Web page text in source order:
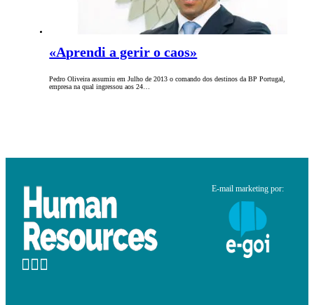
«Aprendi a gerir o caos»
Pedro Oliveira assumiu em Julho de 2013 o comando dos destinos da BP Portugal,
empresa na qual ingressou aos 24…
E-mail marketing por: